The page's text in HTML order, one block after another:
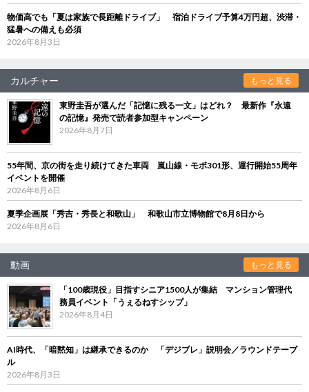
物価高でも「夏は家族で長距離ドライブ」 宿泊ドライブ予算4万円超、渋滞・
猛暑への備えも必須
2026年8月3日
カルチャー もっと見る
東野圭吾が選んだ「記憶に残る一文」はどれ？ 最新作『永遠
の記憶』発売で読者参加型キャンペーン
2026年8月7日
55年間、京の街を走り続けてきた車両 嵐山線・モボ301形、運行開始55周年
イベントを開催
2026年8月6日
夏季企画展「秀吉・秀長と和歌山」 和歌山市立博物館で8月8日から
2026年8月6日
動画 もっと見る
「100歳現役」目指すシニア1500人が集結 マンション管理代
務員イベント「うぇるねすシップ」
2026年8月4日
AI時代、「暗黙知」は継承できるのか 「デジブレ」説明会／ラウンドテーブ
ル
2026年8月3日